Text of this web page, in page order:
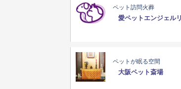
ペット訪問火葬
愛ペットエンジェル
ペットが眠る空間
大阪ペット斎場